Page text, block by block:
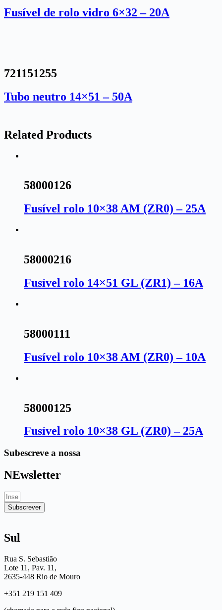
Fusível de rolo vidro 6×32 – 20A
721151255
Tubo neutro 14×51 – 50A
Related Products
58000126
Fusível rolo 10×38 AM (ZR0) – 25A
58000216
Fusível rolo 14×51 GL (ZR1) – 16A
58000111
Fusível rolo 10×38 AM (ZR0) – 10A
58000125
Fusível rolo 10×38 GL (ZR0) – 25A
Subescreve a nossa
NEwsletter
Subscrever
Sul
Rua S. Sebastião
Lote 11, Pav. 11,
2635-448 Rio de Mouro
+351 219 151 409